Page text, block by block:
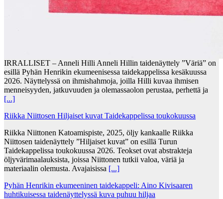
IRRALLISET – Anneli Hilli Anneli Hillin taidenäyttely ”Väriä” on
esillä Pyhän Henrikin ekumeenisessa taidekappelissa kesäkuussa
2026. Näyttelyssä on ihmishahmoja, joilla Hilli kuvaa ihmisen
menneisyyden, jatkuvuuden ja olemassaolon perustaa, perhettä ja
[...]
Riikka Niittosen Hiljaiset kuvat Taidekappelissa toukokuussa
Riikka Niittonen Katoamispiste, 2025, öljy kankaalle Riikka
Niittosen taidenäyttely ”Hiljaiset kuvat” on esillä Turun
Taidekappelissa toukokuussa 2026. Teokset ovat abstrakteja
öljyvärimaalauksista, joissa Niittonen tutkii valoa, väriä ja
materiaalin olemusta. Avajaisissa [...]
Pyhän Henrikin ekumeeninen taidekappeli: Aino Kivisaaren
huhtikuisessa taidenäyttelyssä kuva puhuu hiljaa